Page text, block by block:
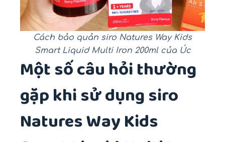
Cách bảo quản siro Natures Way Kids
Smart Liquid Multi Iron 200ml của Úc
Một số câu hỏi thường
gặp khi sử dụng siro
Natures Way Kids